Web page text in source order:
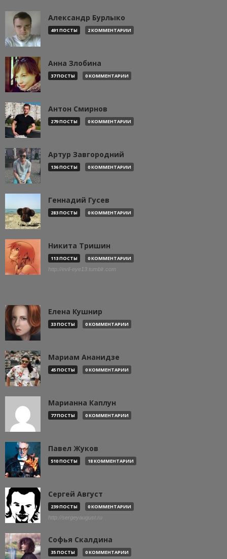
Александр Бурлыко
491 ПОСТЫ 2 КОММЕНТАРИИ
Анна Злобина
37 ПОСТЫ 0 КОММЕНТАРИИ
Антон Смирнов
279 ПОСТЫ 0 КОММЕНТАРИИ
Артур Завгородний
136 ПОСТЫ 0 КОММЕНТАРИИ
Геннадий Гусев
283 ПОСТЫ 0 КОММЕНТАРИИ
Никита Тришин
113 ПОСТЫ 0 КОММЕНТАРИИ
http://evil-eye13.tumblr.com
Елена Кушнир
33 ПОСТЫ 0 КОММЕНТАРИИ
Мариам Ананидзе
45 ПОСТЫ 0 КОММЕНТАРИИ
Марианна Каплун
77 ПОСТЫ 0 КОММЕНТАРИИ
Павел Жуков
510 ПОСТЫ 18 КОММЕНТАРИИ
Сергей Август
239 ПОСТЫ 0 КОММЕНТАРИИ
http://sergeyaugust.ru
Софья Скалдина
35 ПОСТЫ 0 КОММЕНТАРИИ